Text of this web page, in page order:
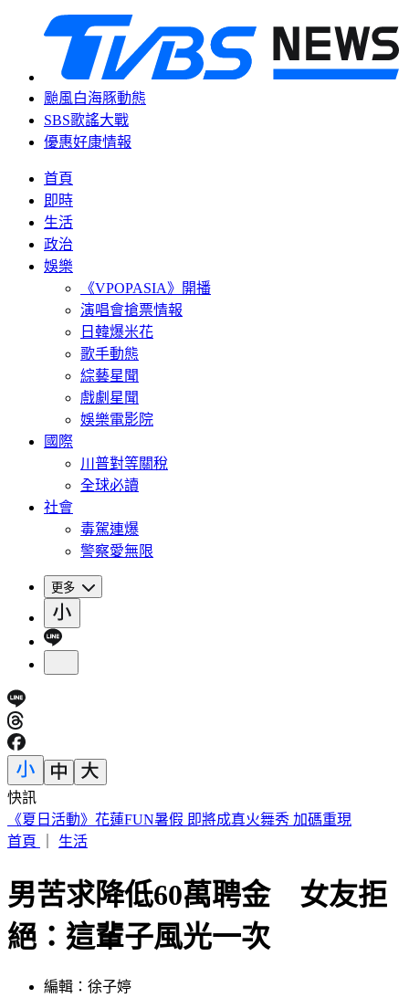
颱風白海豚動態
SBS歌謠大戰
優惠好康情報
首頁
即時
生活
政治
娛樂
《VPOPASIA》開播
演唱會搶票情報
日韓爆米花
歌手動態
綜藝星聞
戲劇星聞
娛樂電影院
國際
川普對等關稅
全球必讀
社會
毒駕連爆
警察愛無限
更多
快訊
《夏日活動》花蓮FUN暑假 即將成真火舞秀 加碼重現
首頁
生活
男苦求降低60萬聘金 女友拒
絕：這輩子風光一次
編輯：徐子婷